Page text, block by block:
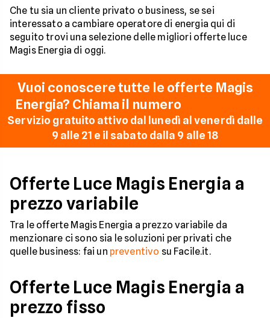
Che tu sia un cliente privato o business, se sei
interessato a cambiare operatore di energia qui di
seguito trovi una selezione delle migliori offerte luce
Magis Energia di oggi.
Vuoi conoscere tutte le offerte Magis
Energia? Chiama il numero
Servizio gratuito attivo dal lunedì al venerdì dalle
9 alle 21 e il sabato dalla 9 alle 18
Offerte Luce Magis Energia a
prezzo variabile
Tra le offerte Magis Energia a prezzo variabile da
menzionare ci sono sia le soluzioni per privati che
quelle business: fai un preventivo su Facile.it.
Offerte Luce Magis Energia a
prezzo fisso